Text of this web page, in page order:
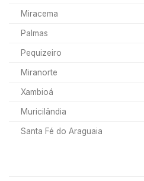
Miracema
Palmas
Pequizeiro
Miranorte
Xambioá
Muricilândia
Santa Fé do Araguaia